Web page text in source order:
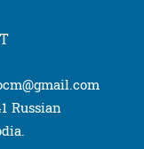
Russian